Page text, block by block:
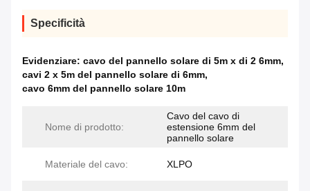
Specificità
Evidenziare: cavo del pannello solare di 5m x di 2 6mm,
cavi 2 x 5m del pannello solare di 6mm,
cavo 6mm del pannello solare 10m
Nome di prodotto:
Cavo del cavo di
estensione 6mm del
pannello solare
Materiale del cavo: XLPO